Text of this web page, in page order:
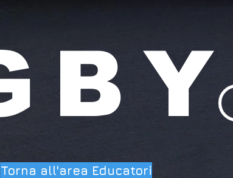
Torna all'area Educatori